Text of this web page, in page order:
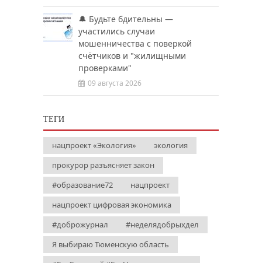
🔔 Будьте бдительны —
участились случаи
мошенничества с поверкой
счётчиков и "жилищными
проверками"
09 августа 2026
ТЕГИ
нацпроект «Экология»
экология
прокурор разъясняет закон
#образование72
нацпроект
нацпроект цифровая экономика
#доброжурнал
#неделядобрыхдел
Я выбираю Тюменскую область